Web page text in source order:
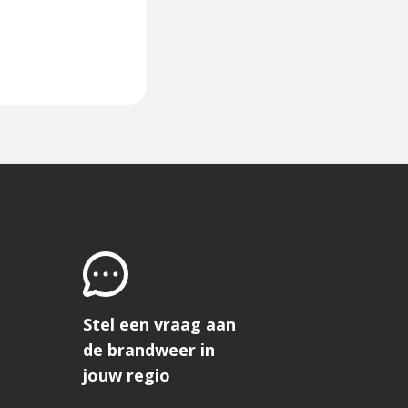
Stel een vraag aan
de brandweer in
jouw regio